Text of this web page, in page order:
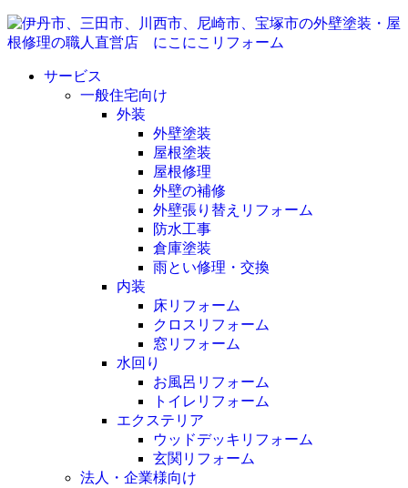
サービス
一般住宅向け
外装
外壁塗装
屋根塗装
屋根修理
外壁の補修
外壁張り替えリフォーム
防水工事
倉庫塗装
雨とい修理・交換
内装
床リフォーム
クロスリフォーム
窓リフォーム
水回り
お風呂リフォーム
トイレリフォーム
エクステリア
ウッドデッキリフォーム
玄関リフォーム
法人・企業様向け